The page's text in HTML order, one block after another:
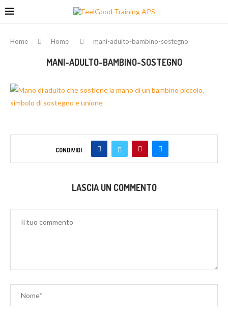
Home Home mani-adulto-bambino-sostegno
MANI-ADULTO-BAMBINO-SOSTEGNO
CONDIVIDI
LASCIA UN COMMENTO